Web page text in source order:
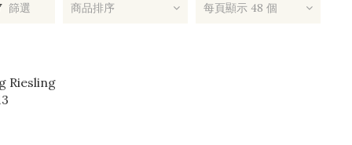
篩選 商品排序 每頁顯示 48 個